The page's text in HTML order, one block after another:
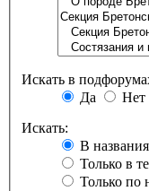
Искать в
Да
Нет
Искать:
В
Только в
Только по